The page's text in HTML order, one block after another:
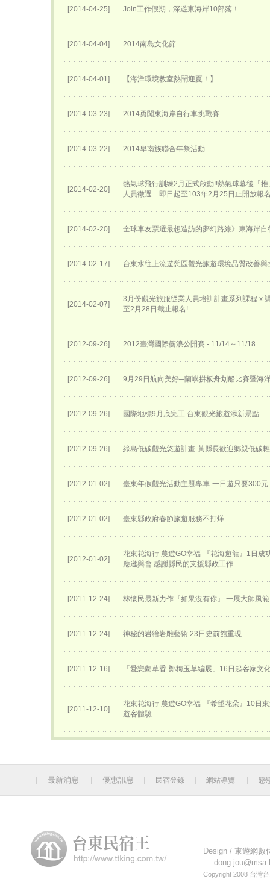
[2014-04-25] Join工作假期，深遊東海岸10部落！
[2014-04-04] 2014南島文化節
[2014-04-01] 【海洋環境教室熱鬧迎夏！】
[2014-03-23] 2014勇闖東海岸自行車挑戰賽
[2014-03-22] 2014卑南族聯合年祭活動
[2014-02-20]
熱氣球飛行訓練2月正式啟動!!熱氣球幕後「
人員徵選....即日起至103年2月25日止開放報
[2014-02-20] 全球車友票選最想造訪的夢幻路線》東海岸
[2014-02-17] 台東水往上流遊憩區觀光旅遊環境品質改善與
[2014-02-07]
3月份觀光旅服從業人員培訓計畫系列課程 x
至2月28日截止報名!
[2012-09-26] 2012臺灣國際衝浪公開賽 - 11/14～11/18
[2012-09-26] 9月29日航向美好─蘭嶼拼板舟划船比賽暨海
[2012-09-26] 國際地標9月底完工 台東觀光旅遊添新景點
[2012-09-26] 綠島低碳觀光悠遊計畫-黃縣長歡迎鄉親低碳
[2012-01-02] 臺東年假觀光活動主題專車-一日遊只要300元
[2012-01-02] 臺東縣政府春節旅遊服務不打烊
[2012-01-02]
花東花海行 農遊GO幸福-『花海遊龍』1日成
應邀與會 感謝縣民的支援縣政工作
[2011-12-24] 林懷民最新力作『如果沒有你』 一展大師風
[2011-12-24] 神秘的岩繪岩雕藝術 23日史前館重現
[2011-12-16] 「愛戀藺草香-鄭梅玉草編展」16日起客家文
[2011-12-10]
花東花海行 農遊GO幸福-『希望花朵』10日
遊客體驗
最新消息 優惠訊息 民宿登錄 網站導覽 戀
Design /東遊網數
Copyright 2008 台灣